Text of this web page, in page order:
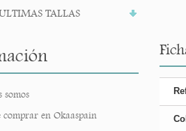
TALLAS
somos
comprar en Okaaspain